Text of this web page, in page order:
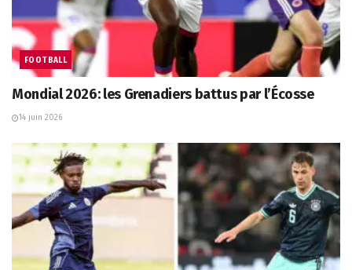
FOOTBALL
Mondial 2026: les Grenadiers battus par l’Écosse
14 juin 2026